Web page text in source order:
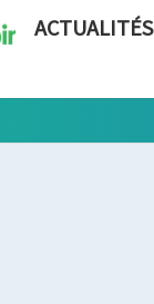
ACTUALITÉS